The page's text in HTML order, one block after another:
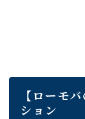
【ローモ
ション